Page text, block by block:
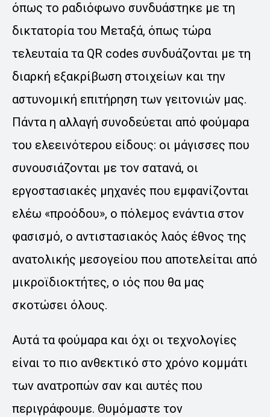
όπως το ραδιόφωνο συνδυάστηκε με τη
δικτατορία του Μεταξά, όπως τώρα
τελευταία τα QR codes συνδυάζονται με τη
διαρκή εξακρίβωση στοιχείων και την
αστυνομική επιτήρηση των γειτονιών μας.
Πάντα η αλλαγή συνοδεύεται από φούμαρα
του ελεεινότερου είδους: οι μάγισσες που
συνουσιάζονται με τον σατανά, οι
εργοστασιακές μηχανές που εμφανίζονται
ελέω «προόδου», ο πόλεμος ενάντια στον
φασισμό, ο αντιστασιακός λαός έθνος της
ανατολικής μεσογείου που αποτελείται από
μικροϊδιοκτήτες, ο ιός που θα μας
σκοτώσει όλους.
Αυτά τα φούμαρα και όχι οι τεχνολογίες
είναι το πιο ανθεκτικό στο χρόνο κομμάτι
των ανατροπών σαν και αυτές που
περιγράφουμε. Θυμόμαστε τον